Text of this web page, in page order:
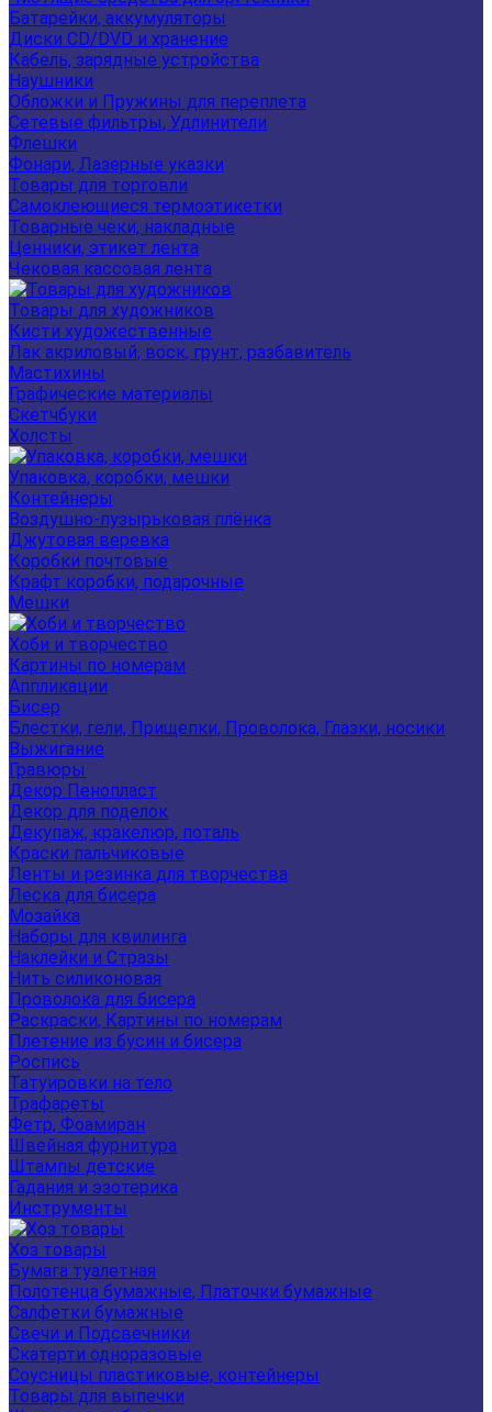
Батарейки, аккумуляторы
Диски CD/DVD и хранение
Кабель, зарядные устройства
Наушники
Обложки и Пружины для переплета
Сетевые фильтры, Удлинители
Флешки
Фонари, Лазерные указки
Товары для торговли
Самоклеющиеся термоэтикетки
Товарные чеки, накладные
Ценники, этикет лента
Чековая кассовая лента
Товары для художников
Кисти художественные
Лак акриловый, воск, грунт, разбавитель
Мастихины
Графические материалы
Скетчбуки
Холсты
Упаковка, коробки, мешки
Контейнеры
Воздушно-пузырьковая плёнка
Джутовая веревка
Коробки почтовые
Крафт коробки, подарочные
Мешки
Хоби и творчество
Картины по номерам
Аппликации
Бисер
Блестки, гели, Прищепки, Проволока, Глазки, носики
Выжигание
Гравюры
Декор Пенопласт
Декор для поделок
Декупаж, кракелюр, поталь
Краски пальчиковые
Ленты и резинка для творчества
Леска для бисера
Мозайка
Наборы для квилинга
Наклейки и Стразы
Нить силиконовая
Проволока для бисера
Раскраски, Картины по номерам
Плетение из бусин и бисера
Роспись
Татуировки на тело
Трафареты
Фетр, Фоамиран
Швейная фурнитура
Штампы детские
Гадания и эзотерика
Инструменты
Хоз товары
Бумага туалетная
Полотенца бумажные, Платочки бумажные
Салфетки бумажные
Свечи и Подсвечники
Скатерти одноразовые
Соусницы пластиковые, контейнеры
Товары для выпечки